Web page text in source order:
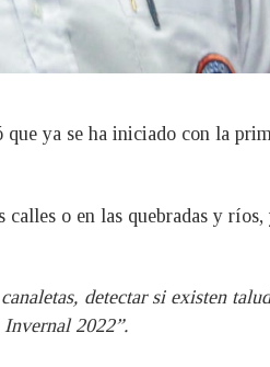
ya se ha iniciado con la
o en las quebradas y ríos,
detectar si existen
2022”.